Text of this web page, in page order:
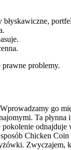
prawne problemy.
go
Ta
Chicken
Zwyczajem,